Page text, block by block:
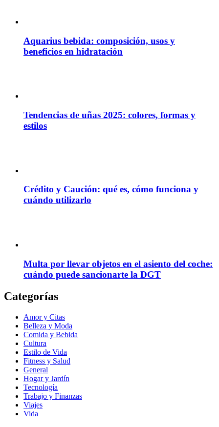
Aquarius bebida: composición, usos y
beneficios en hidratación
Tendencias de uñas 2025: colores, formas y
estilos
Crédito y Caución: qué es, cómo funciona y
cuándo utilizarlo
Multa por llevar objetos en el asiento del coche:
cuándo puede sancionarte la DGT
Categorías
Amor y Citas
Belleza y Moda
Comida y Bebida
Cultura
Estilo de Vida
Fitness y Salud
General
Hogar y Jardín
Tecnología
Trabajo y Finanzas
Viajes
Vida